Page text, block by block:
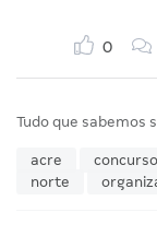
0
Tudo que sabemos
acre concurso
norte